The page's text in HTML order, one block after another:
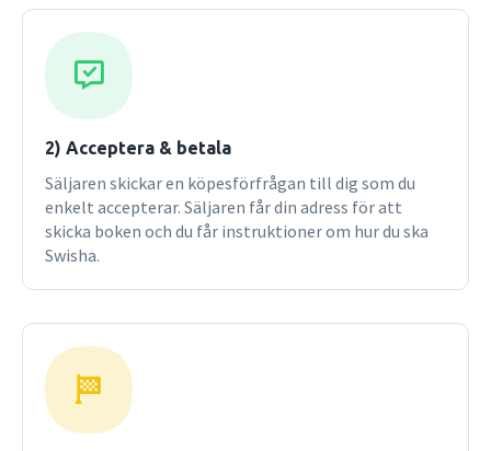
2) Acceptera & betala
Säljaren skickar en köpesförfrågan till dig som du
enkelt accepterar. Säljaren får din adress för att
skicka boken och du får instruktioner om hur du ska
Swisha.